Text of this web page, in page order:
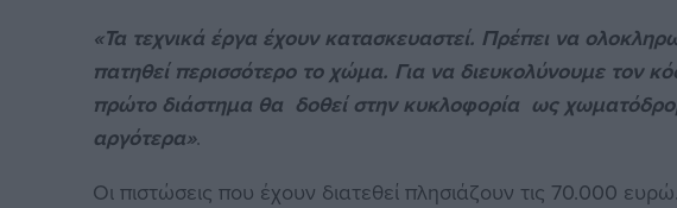
«Τα τεχνικά έργα έχουν κατασκευαστεί. Πρέπει να
πατηθεί περισσότερο το χώμα. Για να διευκολύνουμε τον
πρώτο διάστημα θα δοθεί στην κυκλοφορία ως
αργότερα».
Οι πιστώσεις που έχουν διατεθεί πλησιάζουν τις 70.000 ευρώ.